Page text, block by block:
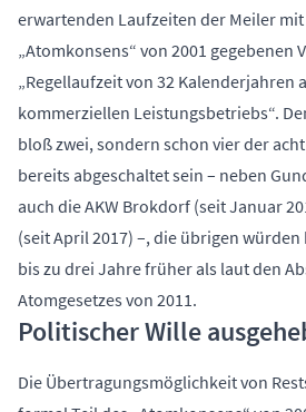
erwartenden Laufzeiten der Meiler
„Atomkonsens“ von 2001 gegebenen
„Regellaufzeit von 32 Kalenderjahren
kommerziellen Leistungsbetriebs“.
bloß zwei, sondern schon vier der
bereits abgeschaltet sein – neben
auch die AKW Brokdorf (seit Januar
(seit April 2017) –, die übrigen
bis zu drei Jahre früher als laut den
Atomgesetzes von 2011.
Politischer Wille
Die Übertragungsmöglichkeit von